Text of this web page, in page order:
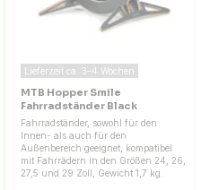
Lieferzeit ca. 3–4 Wochen
MTB Hopper Smile
Fahrradständer Black
Fahrradständer, sowohl für den
Innen- als auch für den
Außenbereich geeignet, kompatibel
mit Fahrrädern in den Größen 24, 26,
27,5 und 29 Zoll, Gewicht 1,7 kg.